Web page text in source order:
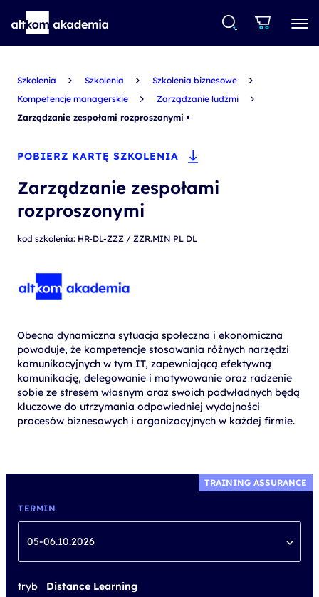
Szkolenia Szkolenia
Szkolenia biznesowe
Kompetencje managerskie
Zarządzanie ludźmi
Zarządzanie zespołami rozproszonymi
POBIERZ KARTĘ SZKOLENIA
Zarządzanie zespołami
rozproszonymi
kod szkolenia: HR-DL-ZZZ / ZZR.MIN PL DL
Obecna dynamiczna sytuacja społeczna i ekonomiczna
powoduje, że kompetencje stosowania różnych narzędzi
komunikacyjnych w tym IT, zapewniającą efektywną
komunikację, delegowanie i motywowanie oraz radzenie
sobie ze stresem własnym oraz swoich podwładnych będą
kluczowe do utrzymania odpowiedniej wydajności
procesów biznesowych i organizacyjnych w każdej firmie.
TRAINING ASSURANCE
TERMIN
05-06.10.2026
tryb
Distance Learning